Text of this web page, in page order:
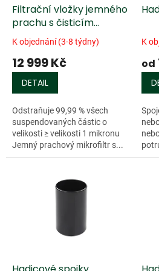
dFiltrační vložky jemného
prachu s čisticím
mechanismem
K objednání (3-8 týdny)
12 999 Kč
DETAIL
Odstraňuje 99,99 % všech
suspendovaných částic o
velikosti ≥ velikosti 1 mikronu
Jemný prachový mikrofiltr s...
K
od